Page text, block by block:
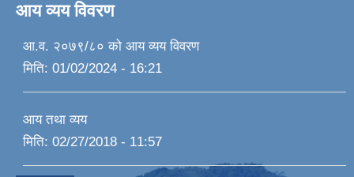
आय व्यय विवरण
आ.व. २०७९/८० को आय व्यय विवरण
मिति: 01/02/2024 - 16:21
आय तथा व्यय
मिति: 02/27/2018 - 11:57